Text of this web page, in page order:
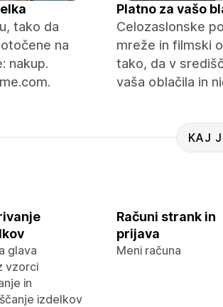
tako da
na
nakup.
Platno za vašo
Celozaslonske
mreže in filmski
tako, da v
vaša oblačila in
KAJ
glava
vzorci
in
izdelkov
Računi strank in
prijava
Meni računa